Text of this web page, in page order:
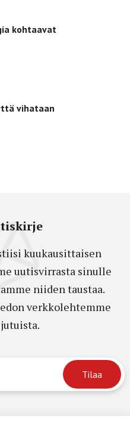
kohtaavat
vihataan
kuukausittaisen
uutisvirrasta sinulle
niiden taustaa.
verkkolehtemme